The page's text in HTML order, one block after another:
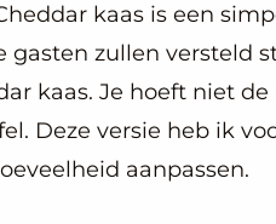
kaas is een
gasten zullen versteld
kaas. Je hoeft niet
Deze versie heb ik
aanpassen.